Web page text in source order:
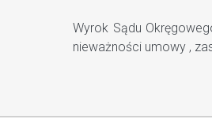
Wyrok Sądu
nieważności umowy ,